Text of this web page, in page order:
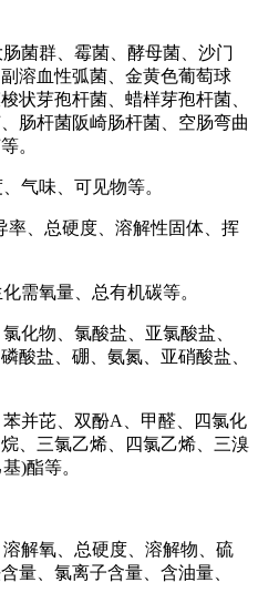
群、霉菌、酵母菌、沙门
溶血性弧菌、金黄色葡萄球
状芽孢杆菌、蜡样芽孢杆菌、
肠杆菌阪崎肠杆菌、空肠弯曲
。
味、可见物等。
、总硬度、溶解性固体、挥
氧量、总有机碳等。
物、氯酸盐、亚氯酸盐、
酸盐、硼、氨氮、亚硝酸盐、
并芘、双酚A、甲醛、四氯化
、三氯乙烯、四氯乙烯、三溴
)酯等。
解氧、总硬度、溶解物、硫
量、氯离子含量、含油量、